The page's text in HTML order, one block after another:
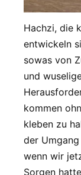
Hachzi, die
entwickeln
sowas von
und
kommen
kleben zu
der
wenn wir
Sorgen